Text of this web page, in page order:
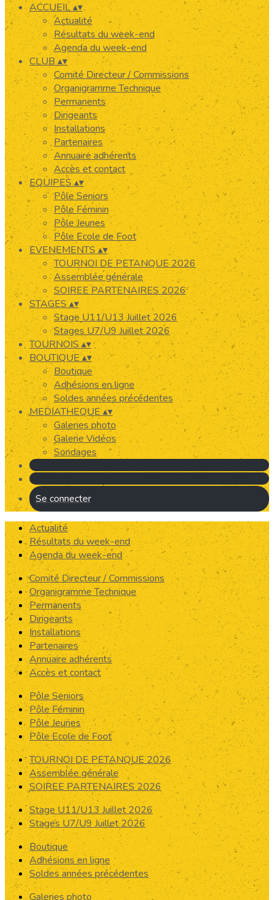
ACCUEIL▴▾
Actualité
Résultats du week-end
Agenda du week-end
CLUB▴▾
Comité Directeur / Commissions
Organigramme Technique
Permanents
Dirigeants
Installations
Partenaires
Annuaire adhérents
Accès et contact
EQUIPES▴▾
Pôle Seniors
Pôle Féminin
Pôle Jeunes
Pôle Ecole de Foot
EVENEMENTS▴▾
TOURNOI DE PETANQUE 2026
Assemblée générale
SOIREE PARTENAIRES 2026
STAGES ▴▾
Stage U11/U13 Juillet 2026
Stages U7/U9 Juillet 2026
TOURNOIS▴▾
BOUTIQUE▴▾
Boutique
Adhésions en ligne
Soldes années précédentes
MEDIATHEQUE▴▾
Galeries photo
Galerie Vidéos
Sondages
Se connecter
Actualité
Résultats du week-end
Agenda du week-end
Comité Directeur / Commissions
Organigramme Technique
Permanents
Dirigeants
Installations
Partenaires
Annuaire adhérents
Accès et contact
Pôle Seniors
Pôle Féminin
Pôle Jeunes
Pôle Ecole de Foot
TOURNOI DE PETANQUE 2026
Assemblée générale
SOIREE PARTENAIRES 2026
Stage U11/U13 Juillet 2026
Stages U7/U9 Juillet 2026
Boutique
Adhésions en ligne
Soldes années précédentes
Galeries photo